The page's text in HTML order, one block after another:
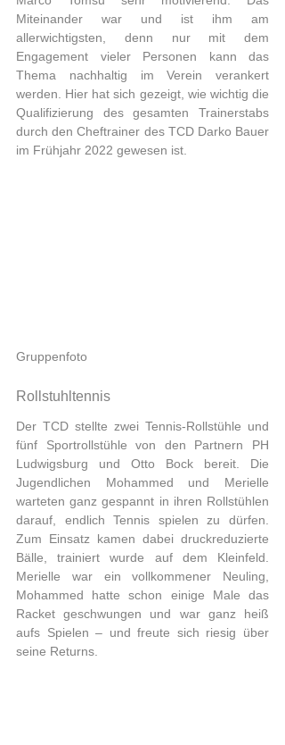
Miteinander war und ist ihm am
allerwichtigsten, denn nur mit dem
Engagement vieler Personen kann das
Thema nachhaltig im Verein verankert
werden. Hier hat sich gezeigt, wie wichtig die
Qualifizierung des gesamten Trainerstabs
durch den Cheftrainer des TCD Darko Bauer
im Frühjahr 2022 gewesen ist.
Gruppenfoto
Rollstuhltennis
Der TCD stellte zwei Tennis-Rollstühle und
fünf Sportrollstühle von den Partnern PH
Ludwigsburg und Otto Bock bereit. Die
Jugendlichen Mohammed und Merielle
warteten ganz gespannt in ihren Rollstühlen
darauf, endlich Tennis spielen zu dürfen.
Zum Einsatz kamen dabei druckreduzierte
Bälle, trainiert wurde auf dem Kleinfeld.
Merielle war ein vollkommener Neuling,
Mohammed hatte schon einige Male das
Racket geschwungen und war ganz heiß
aufs Spielen – und freute sich riesig über
seine Returns.